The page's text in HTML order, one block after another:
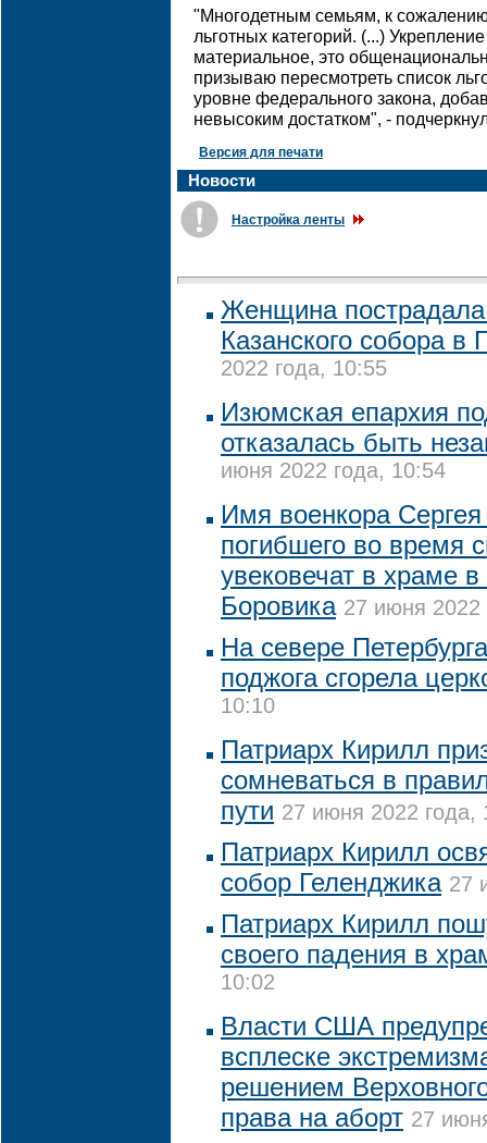
"Многодетным семьям, к
льготных категорий. (...)
материальное, это
призываю пересмотреть список
уровне федерального закона,
невысоким достатком", -
Версия для печати
Новости
Настройка ленты
Женщина пострадала
Казанского собора в
2022 года, 10:55
Изюмская епархия
отказалась быть
июня 2022 года, 10:54
Имя военкора
погибшего во время
увековечат в храме
Боровика 27 июня 2022
На севере
поджога сгорела
10:10
Патриарх Кирилл
сомневаться в
пути 27 июня 2022 года,
Патриарх Кирилл
собор Геленджика 27
Патриарх Кирилл
своего падения в
10:02
Власти США
всплеске
решением
права на аборт 27